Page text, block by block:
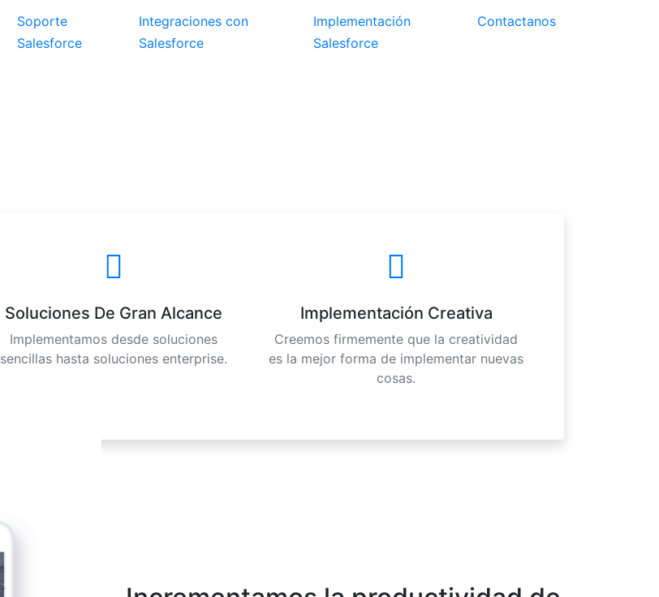
Soporte
Salesforce
Integraciones con
Salesforce
Implementación
Salesforce
Contactanos
Soluciones De Gran Alcance
Implementamos desde soluciones
sencillas hasta soluciones enterprise.
Implementación Creativa
Creemos firmemente que la creatividad
es la mejor forma de implementar nuevas
cosas.